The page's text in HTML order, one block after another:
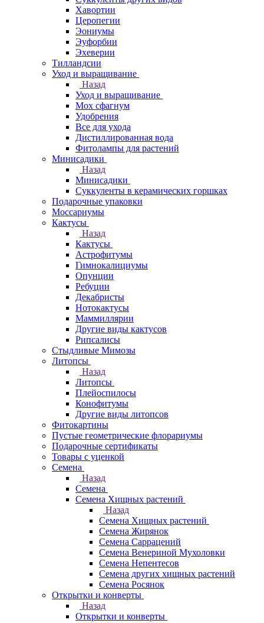
Хавортии
Церопегии
Эониумы
Эуфорбии
Эхеверии
Тилландсии
Уход и выращивание
Назад
Уход и выращивание
Мох сфагнум
Удобрения
Все для ухода
Дистиллированная вода
Фитолампы для растений
Минисадики
Назад
Минисадики
Суккуленты в керамических горшках
Подарочные упаковки
Моссариумы
Кактусы
Назад
Кактусы
Астрофитумы
Гимнокалициумы
Опунции
Ребуции
Декабристы
Нотокактусы
Маммиллярии
Другие виды кактусов
Рипсалисы
Стыдливые Мимозы
Литопсы
Назад
Литопсы
Плейоспилосы
Конофитумы
Другие виды литопсов
Фитокартины
Пустые геометрические флорариумы
Подарочные сертификаты
Товары с уценкой
Семена
Назад
Семена
Семена Хищных растений
Назад
Семена Хищных растений
Семена Жирянок
Семена Саррацений
Семена Венериной Мухоловки
Семена Непентесов
Семена других хищных растений
Семена Росянок
Открытки и конверты
Назад
Открытки и конверты